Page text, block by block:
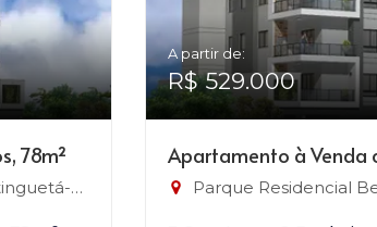
78m²
SP
A partir de:
R$ 529.000
Apartamento à Venda
Parque Residencial